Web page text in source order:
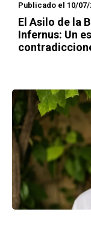
Publicado el 10/07/
El Asilo de la
Infernus: Un